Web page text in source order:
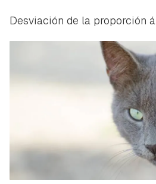
Desviación de la proporción